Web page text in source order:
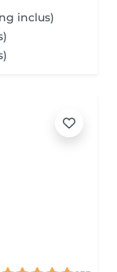
inclus)